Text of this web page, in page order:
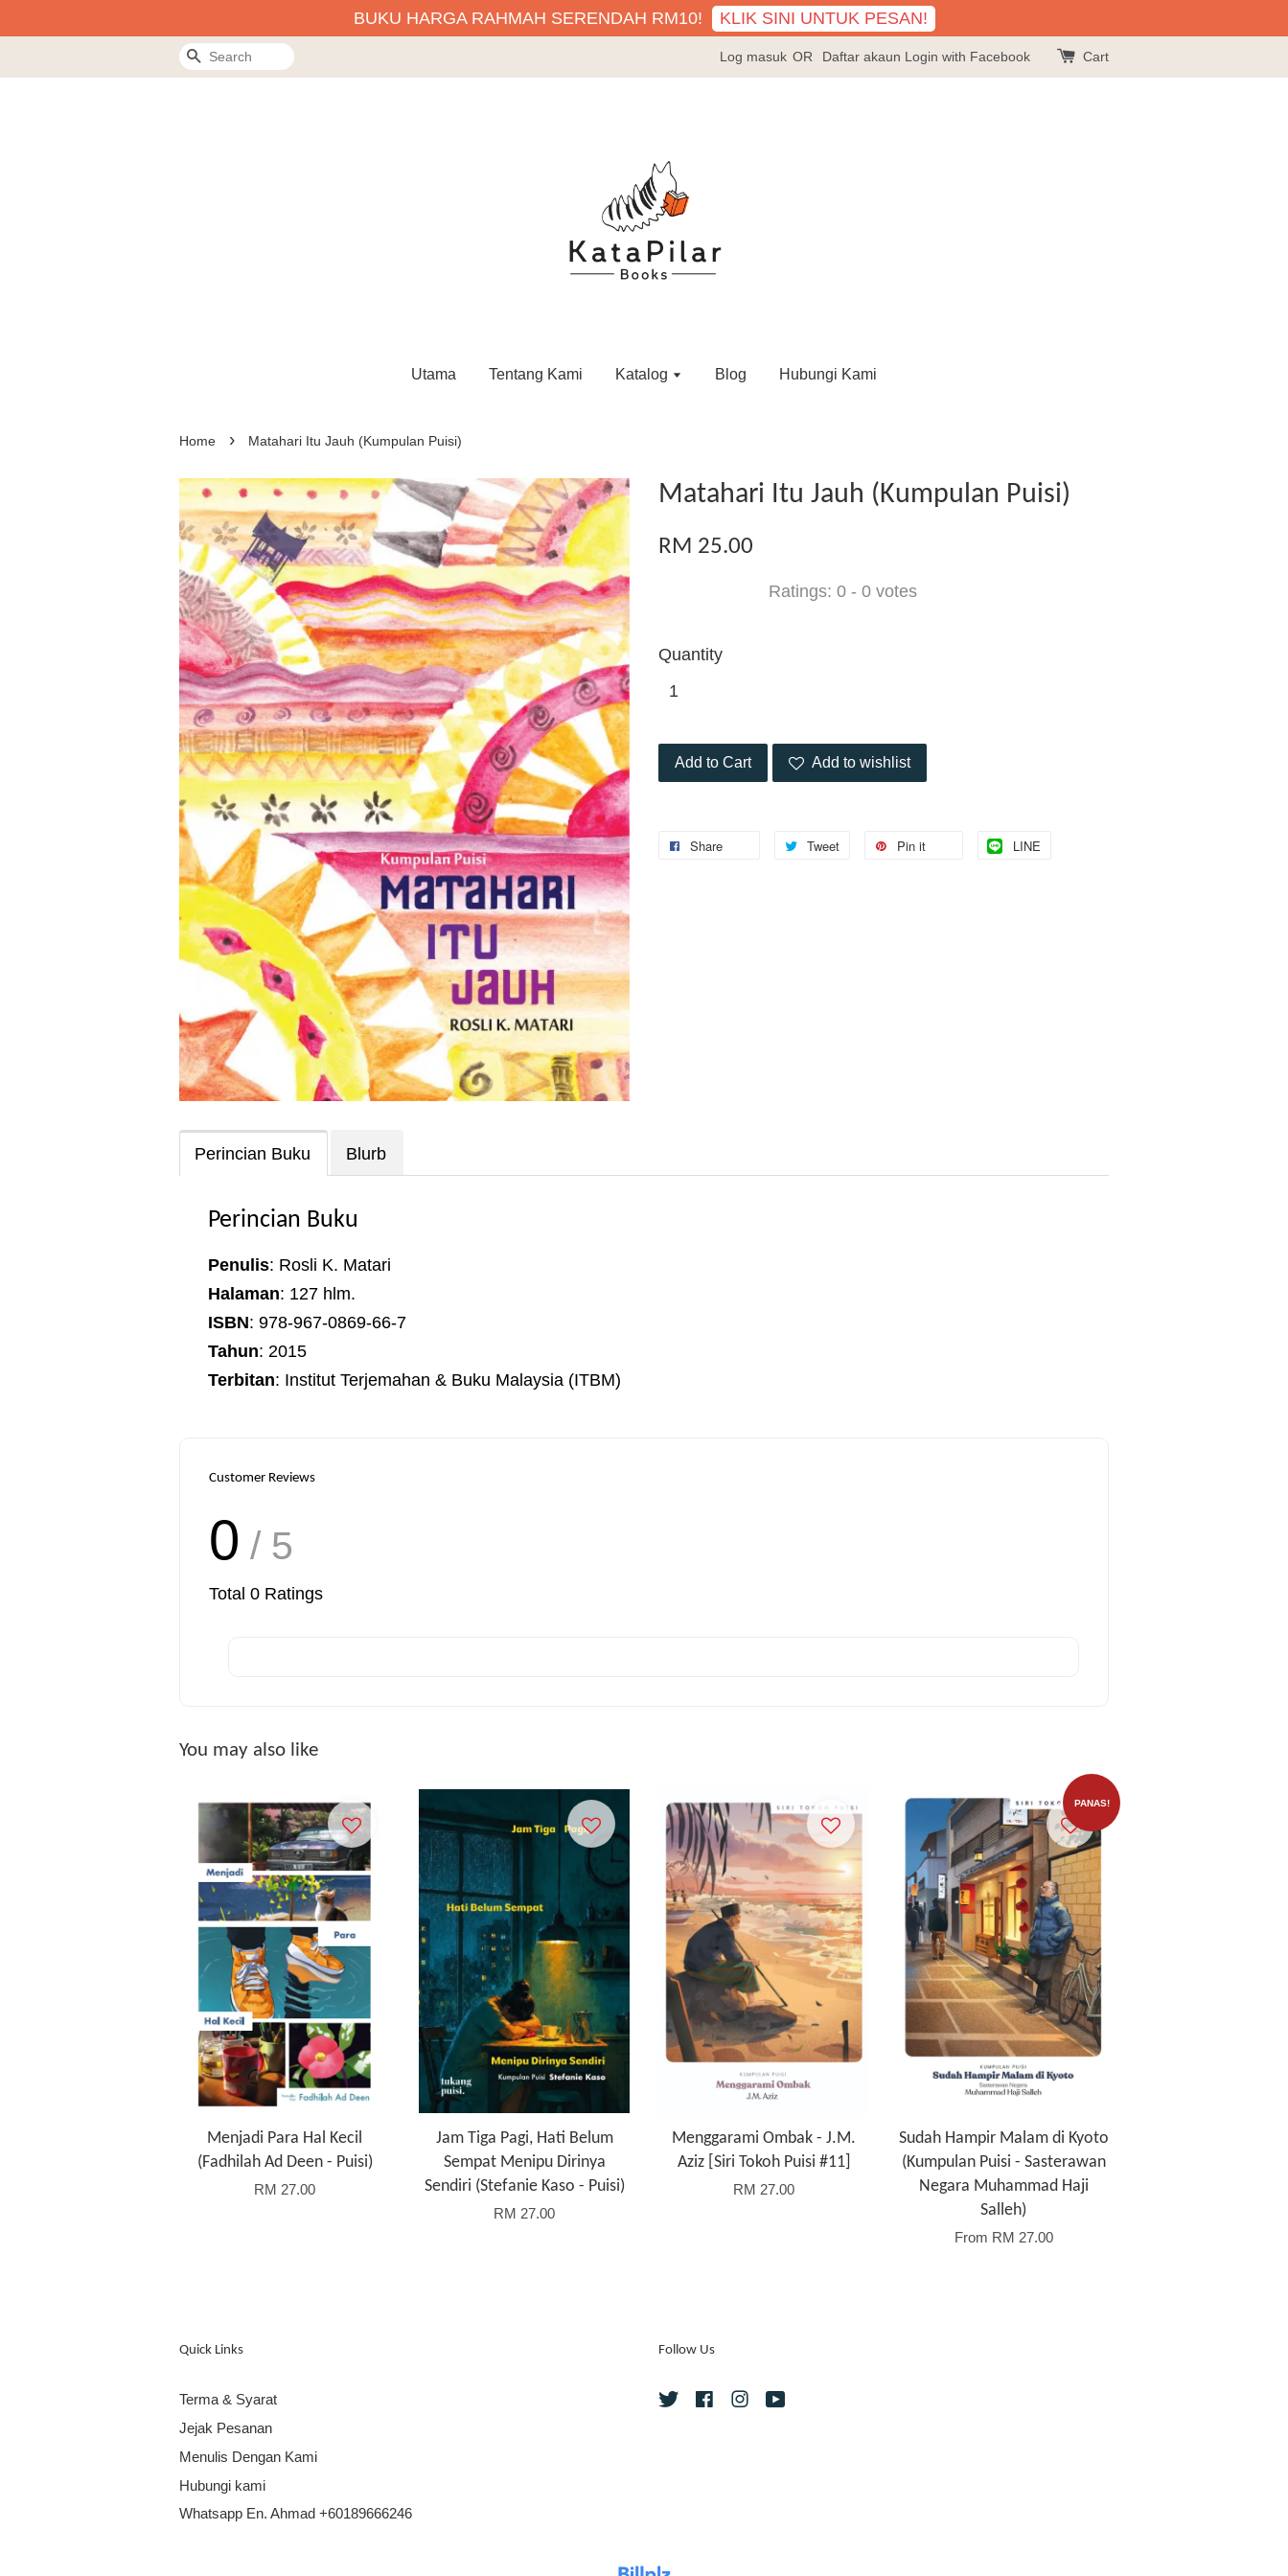
BUKU HARGA RAHMAH SERENDAH RM10! KLIK SINI UNTUK PESAN!
Search Log masuk OR Daftar akaun Login with Facebook Cart
Utama Tentang Kami Katalog Blog Hubungi Kami
Home › Matahari Itu Jauh (Kumpulan Puisi)
Matahari Itu Jauh (Kumpulan Puisi)
RM 25.00
Ratings: 0 - 0 votes
Quantity
Add to Cart Add to wishlist
Share Tweet Pin it LINE
Perincian Buku Blurb
Perincian Buku
Penulis: Rosli K. Matari
Halaman: 127 hlm.
ISBN: 978-967-0869-66-7
Tahun: 2015
Terbitan: Institut Terjemahan & Buku Malaysia (ITBM)
Customer Reviews
0 / 5
Total 0 Ratings
You may also like
Menjadi Para Hal Kecil
(Fadhilah Ad Deen - Puisi)
RM 27.00
Jam Tiga Pagi, Hati Belum
Sempat Menipu Dirinya
Sendiri (Stefanie Kaso - Puisi)
RM 27.00
Menggarami Ombak - J.M.
Aziz [Siri Tokoh Puisi #11]
RM 27.00
PANAS!
Sudah Hampir Malam di Kyoto
(Kumpulan Puisi - Sasterawan
Negara Muhammad Haji
Salleh)
From RM 27.00
Quick Links
Terma & Syarat
Jejak Pesanan
Menulis Dengan Kami
Hubungi kami
Whatsapp En. Ahmad +60189666246
Follow Us
Twitter FacebookInstagram